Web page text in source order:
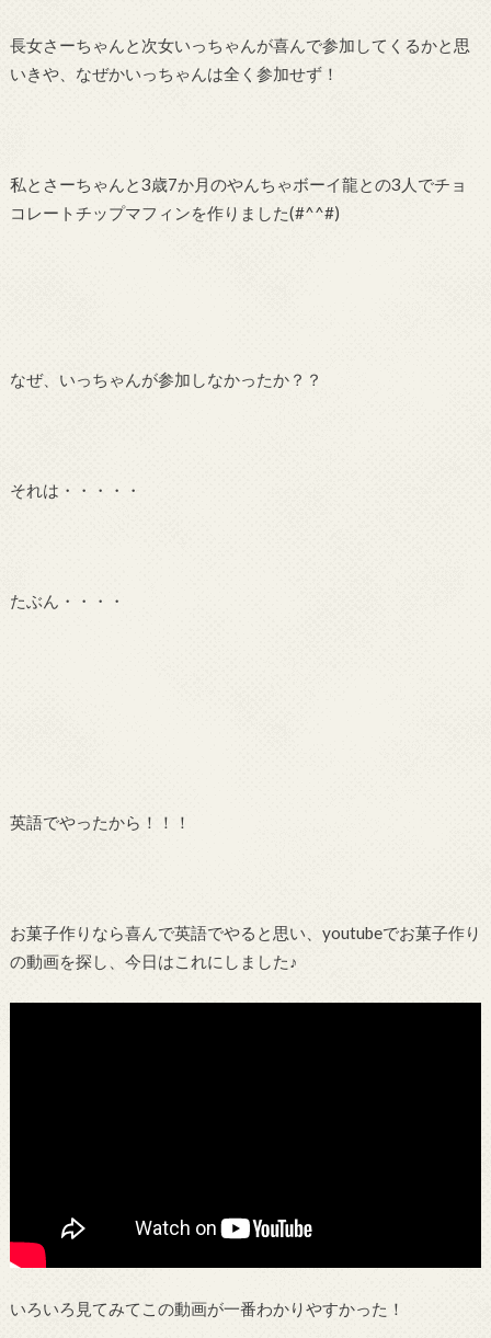
長女さーちゃんと次女いっちゃんが喜んで参加してくるかと思
いきや、なぜかいっちゃんは全く参加せず！
私とさーちゃんと3歳7か月のやんちゃボーイ龍との3人でチョ
コレートチップマフィンを作りました(#^^#)
なぜ、いっちゃんが参加しなかったか？？
それは・・・・・
たぶん・・・・
英語でやったから！！！
お菓子作りなら喜んで英語でやると思い、youtubeでお菓子作り
の動画を探し、今日はこれにしました♪
いろいろ見てみてこの動画が一番わかりやすかった！